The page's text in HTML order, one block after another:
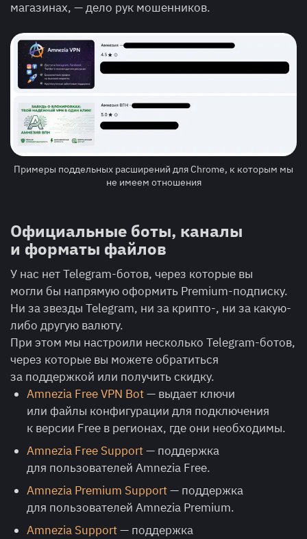
магазинах, — дело рук мошенников.
Примеры поддельных расширений для Chrome, к которым мы
не имеем отношения
Официальные боты, каналы
и форматы файлов
У нас нет Telegram-ботов, через которые вы
могли бы напрямую оформить Premium-подписку.
Ни за звезды Telegram, ни за крипто-, ни за какую-
либо другую валюту.
При этом мы настроили несколько Telegram-ботов,
через которые вы можете обратиться
за поддержкой или получить скидку.
Amnezia Free VPN Bot— выдает ключи
или файлы конфигурации для подключения
к версии Free в регионах, где они необходимы.
Amnezia Free Support— поддержка
для пользователей Amnezia Free.
Amnezia Premium Support— поддержка
для пользователей Amnezia Premium.
Amnezia Support— поддержка